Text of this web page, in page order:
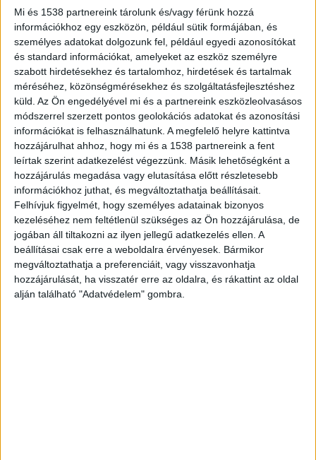
Mi és 1538 partnereink tárolunk és/vagy férünk hozzá
információkhoz egy eszközön, például sütik formájában, és
személyes adatokat dolgozunk fel, például egyedi azonosítókat
és standard információkat, amelyeket az eszköz személyre
szabott hirdetésekhez és tartalomhoz, hirdetések és tartalmak
méréséhez, közönségmérésekhez és szolgáltatásfejlesztéshez
küld. Az Ön engedélyével mi és a partnereink eszközleolvasásos
módszerrel szerzett pontos geolokációs adatokat és azonosítási
információkat is felhasználhatunk. A megfelelő helyre kattintva
hozzájárulhat ahhoz, hogy mi és a 1538 partnereink a fent
leírtak szerint adatkezelést végezzünk. Másik lehetőségként a
hozzájárulás megadása vagy elutasítása előtt részletesebb
információkhoz juthat, és megváltoztathatja beállításait.
Felhívjuk figyelmét, hogy személyes adatainak bizonyos
kezeléséhez nem feltétlenül szükséges az Ön hozzájárulása, de
jogában áll tiltakozni az ilyen jellegű adatkezelés ellen. A
beállításai csak erre a weboldalra érvényesek. Bármikor
megváltoztathatja a preferenciáit, vagy visszavonhatja
hozzájárulását, ha visszatér erre az oldalra, és rákattint az oldal
alján található "Adatvédelem" gombra.
Két év után, május 30-án újraindul a
vasúti forgalom Ajka és Veszprém
között
Írta:Balatonkörnyéke |2026.05.20. szerda|A Fontoshír.hu-ra küldés
A LikeNews-ra küldés ,Északi part,Fejlesztés,Friss Közlekedés
Települések,Veszprém,Vonat|
Pótlóbuszok helyett újra vonatok járnak május 30-
tól Ajka és Veszprém között a 20-as vonalon –...